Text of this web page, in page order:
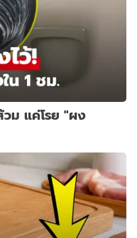
วม แค่โรย "ผง